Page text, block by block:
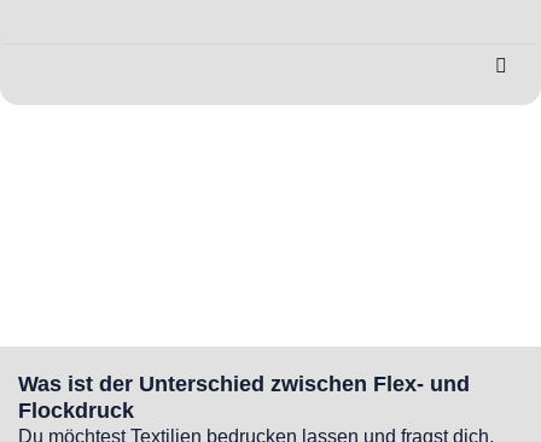
Was ist der Unterschied zwischen Flex- und
Flockdruck
Du möchtest Textilien bedrucken lassen und fragst dich,